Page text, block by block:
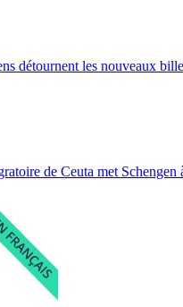
détournent les nouveaux
de Ceuta met Schengen